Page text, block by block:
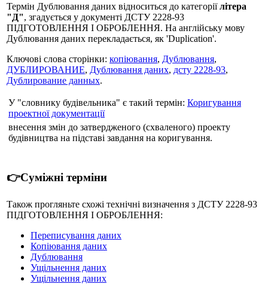
Термін Дублювання даних відноситься до категоріїлітера
"Д", згадується у документі ДСТУ 2228-93
ПIДГОТОВЛЕННЯ I ОБРОБЛЕННЯ. На англійську мову
Дублювання даних перекладається, як 'Duplication'.
Ключові слова сторінки: копіювання, Дублювання,
ДУБЛИРОВАНИЕ, Дублювання даних, дсту 2228-93,
Дублирование данных.
У "словнику будівельника" є такий термін: Коригування
проектної документації
внесення змін до затвердженого (схваленого) проекту
будівництва на підставі завдання на коригування.
👉Суміжні терміни
Також прогляньте схожі технічні визначення з ДСТУ 2228-93
ПIДГОТОВЛЕННЯ I ОБРОБЛЕННЯ:
Переписування даних
Копіювання даних
Дублювання
Ущільнення даних
Ущільнення даних